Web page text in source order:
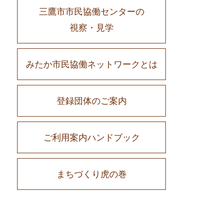
三鷹市市民協働センターの
視察・見学
みたか市民協働ネットワークとは
登録団体のご案内
ご利用案内ハンドブック
まちづくり虎の巻